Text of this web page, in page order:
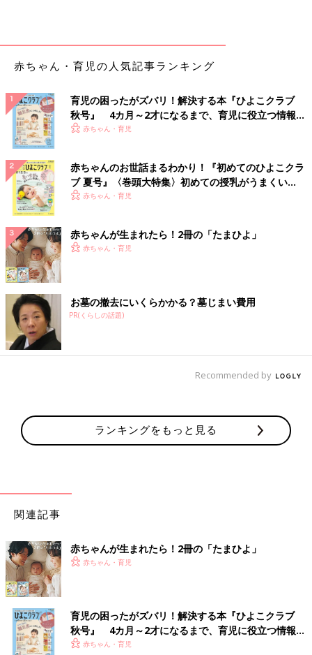
キャベツと鶏ささみの野菜出汁にゅうめん、しらすと納豆オクラ
のおろし和え、梨というランチメニュー。kanako imamuraさん
は、『ル・クルーゼ』と『10mois』のベビー食器を使っていま
す。
仕切りがあって使い勝手のいいクラウド型の器は『10mois』の
もの。
赤ちゃん・育児の人気記事ランキング
育児の困ったがズバリ！解決する本『ひよこクラブ
秋号』 4カ月～2才になるまで、育児に役立つ情報が
いっぱい！
赤ちゃん・育児
赤ちゃんのお世話まるわかり！『初めてのひよこクラ
ブ 夏号』〈巻頭大特集〉初めての授乳がうまくい
く！ おっぱい・ミルクの基本と夏のトラブル 解決テ
赤ちゃん・育児
赤ちゃんが生まれたら！2冊の「たまひよ」
赤ちゃん・育児
お墓の撤去にいくらかかる？墓じまい費用
PR(くらしの話題)
Recommended by
ランキングをもっと見る
関連記事
赤ちゃんが生まれたら！2冊の「たまひよ」
赤ちゃん・育児
育児の困ったがズバリ！解決する本『ひよこクラブ
秋号』 4カ月～2才になるまで、育児に役立つ情報が
いっぱい！
赤ちゃん・育児